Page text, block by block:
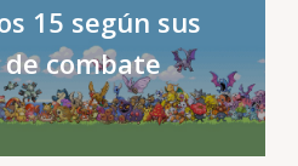
15 según sus
combate